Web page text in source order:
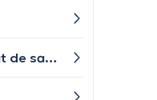
Dois-je me faire vacciner contre les infections respiratoires (grippe, COVID) en fonction de mon âge ou de mon état de santé ?